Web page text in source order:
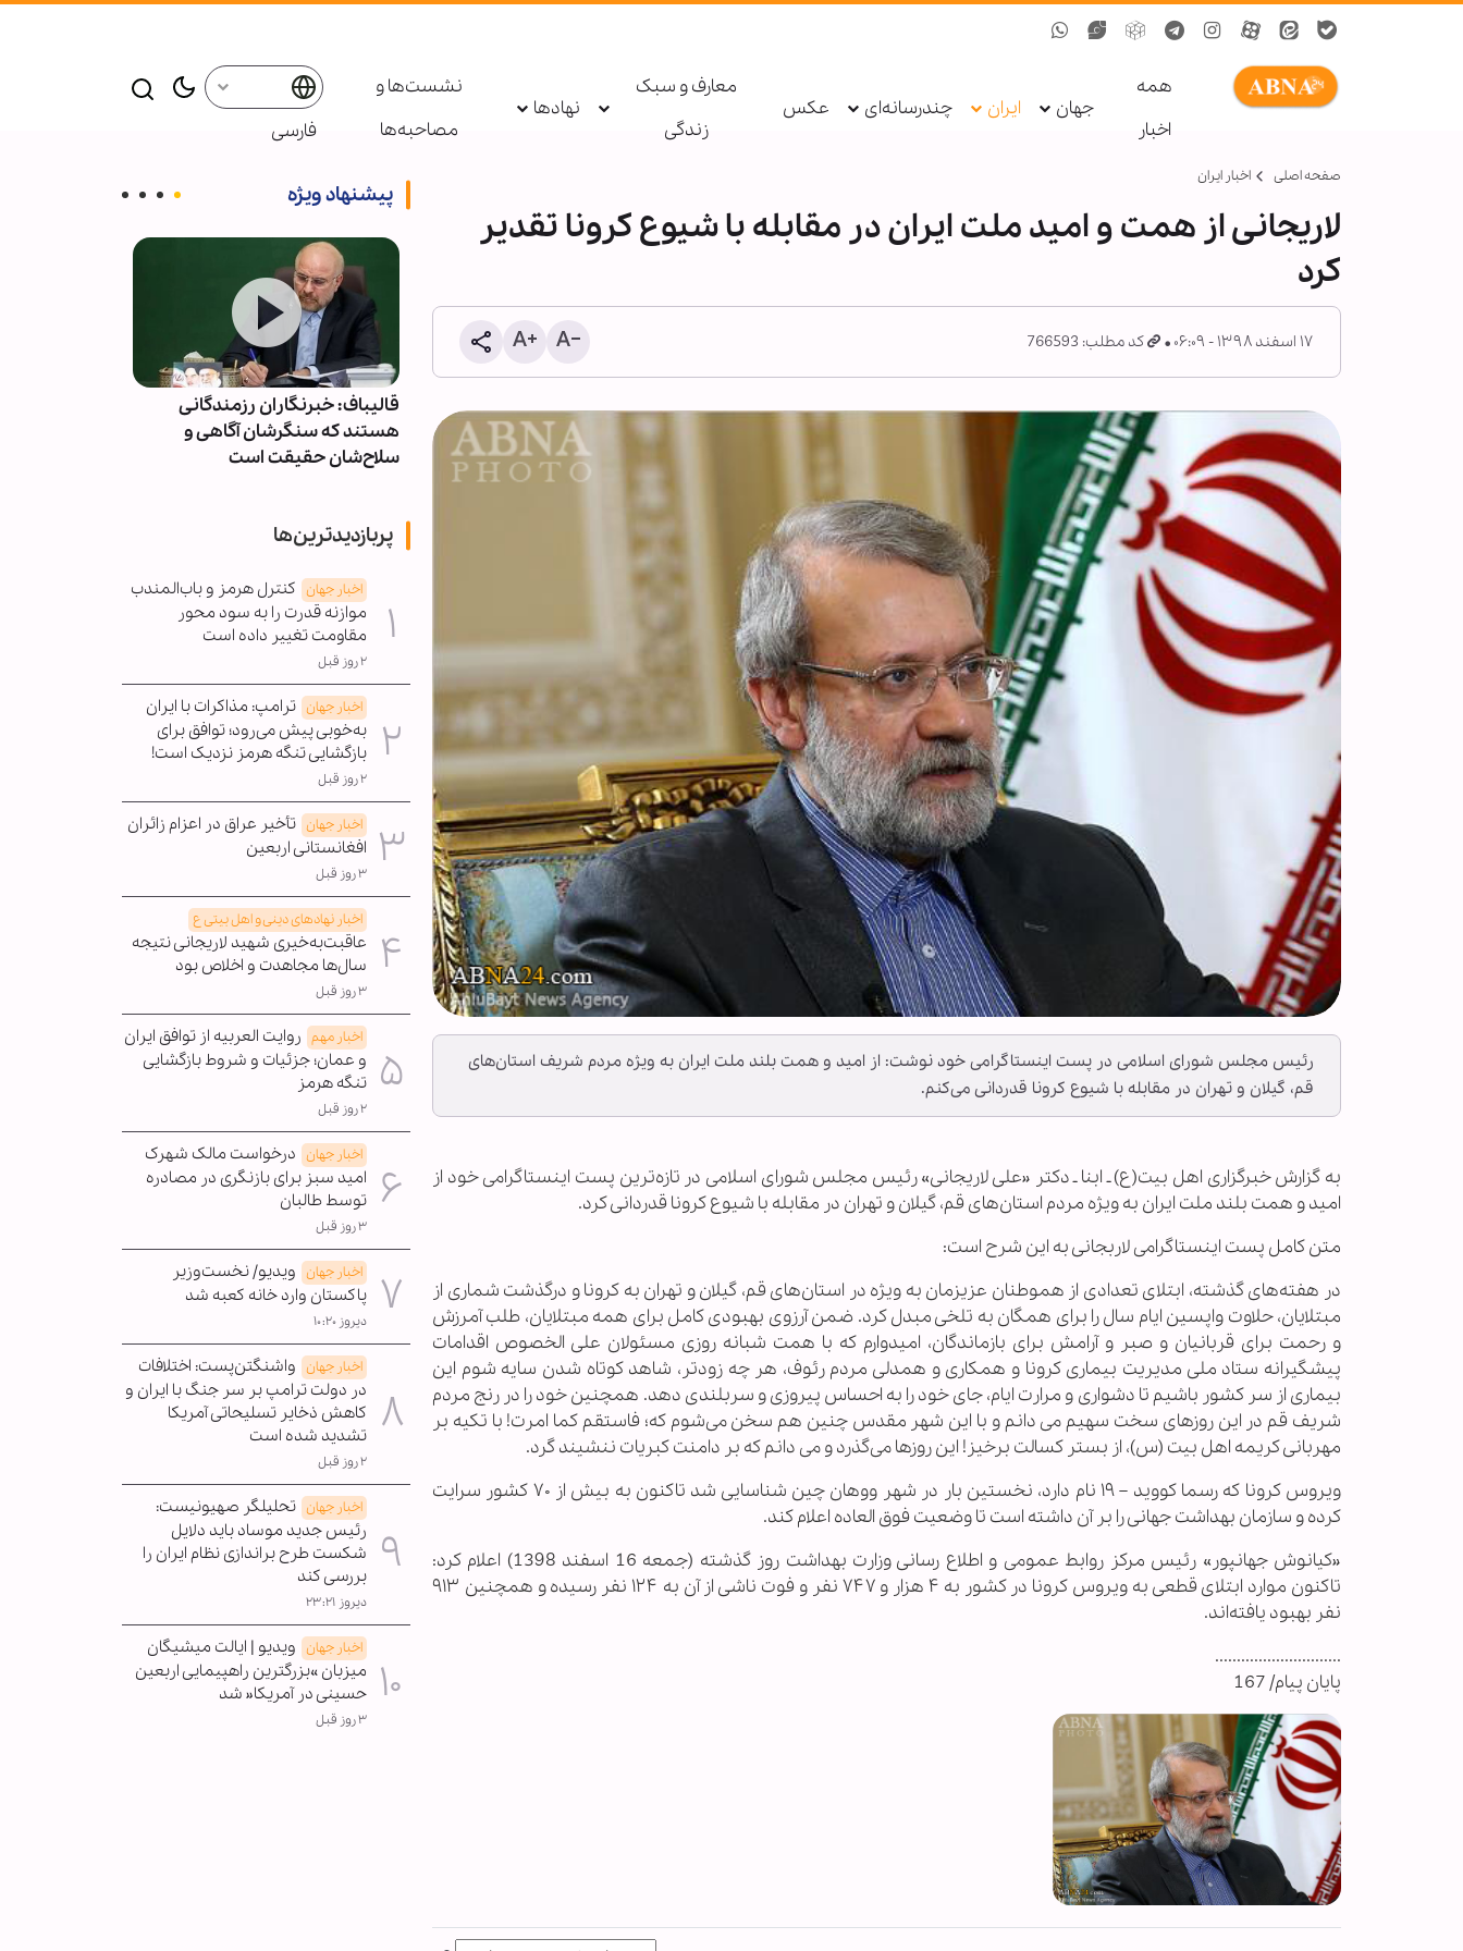
همه
اخبار
جهان ایران چندرسانه‌ای عکس
معارف و سبک
زندگی
نهادها
نشست‌ها و
مصاحبه‌ها
فارسی
صفحه اصلی اخبار ایران
لاریجانی از همت و امید ملت ایران در مقابله با شیوع کرونا تقدیر
کرد
۱۷ اسفند ۱۳۹۸ - ۰۶:۰۹ کد مطلب: 766593
رئیس مجلس شورای اسلامی در پست اینستاگرامی خود نوشت: از امید و همت بلند ملت ایران به ویژه مردم شریف استان‌های
قم، گیلان و تهران در مقابله با شیوع کرونا قدردانی می‌کنم.
به گزارش خبرگزاری اهل بیت(ع) ـ ابنا ـ دکتر «علی لاریجانی» رئیس مجلس شورای اسلامی در تازه‌ترین پست اینستاگرامی خود از
امید و همت بلند ملت ایران به ویژه مردم استان‌های قم، گیلان و تهران در مقابله با شیوع کرونا قدردانی کرد.
متن کامل پست اینستاگرامی لاربجانی به این شرح است:
در هفته‌های گذشته، ابتلای تعدادی از هموطنان عزیزمان به ویژه در استان‌های قم، گیلان و تهران به کرونا و درگذشت شماری از
مبتلایان، حلاوت واپسین ایام سال را برای همگان به تلخی مبدل کرد. ضمن آرزوی بهبودی کامل برای همه مبتلایان، طلب آمرزش
و رحمت برای قربانیان و صبر و آرامش برای بازماندگان، امیدوارم که با همت شبانه روزی مسئولان علی الخصوص اقدامات
پیشگیرانه ستاد ملی مدیریت بیماری کرونا و همکاری و همدلی مردم رئوف، هر چه زودتر، شاهد کوتاه شدن سایه شوم این
بیماری از سر کشور باشیم تا دشواری و مرارت ایام، جای خود را به احساس پیروزی و سربلندی دهد. همچنین خود را در رنج مردم
شریف قم در این روزهای سخت سهیم می دانم و با این شهر مقدس چنین هم سخن می‌شوم که؛ فاستقم کما امرت! با تکیه بر
مهربانی کریمه اهل بیت (س)، از بستر کسالت برخیز! این روزها می‌گذرد و می دانم که بر دامنت کبریات ننشیند گرد.
ویروس کرونا که رسما کووید – ۱۹ نام دارد، نخستین بار در شهر ووهان چین شناسایی شد تاکنون به بیش از ۷۰ کشور سرایت
کرده و سازمان بهداشت جهانی را بر آن داشته است تا وضعیت فوق العاده اعلام کند.
«کیانوش جهانپور» رئیس مرکز روابط عمومی و اطلاع رسانی وزارت بهداشت روز گذشته (جمعه 16 اسفند 1398) اعلام کرد:
تاکنون موارد ابتلای قطعی به ویروس کرونا در کشور به ۴ هزار و ۷۴۷ نفر و فوت ناشی از آن به ۱۲۴ نفر رسیده و همچنین ۹۱۳
نفر بهبود یافته‌اند.
.............................
پایان پیام/ 167
پیشنهاد ویژه
اردوی «مثل خمینی(ره)» با محور
تربیت طلبه عصر انقلاب برگزار
می‌شود + پوستر
قالیباف: خبرنگاران رزمندگانی
هستند که سنگرشان آگاهی و
سلاح‌شان حقیقت است
پربازدیدترین‌ها
اخبار جهان کنترل هرمز و باب‌المندب
موازنه قدرت را به سود محور
مقاومت تغییر داده است
۲ روز قبل
اخبار جهان ترامپ: مذاکرات با ایران
به‌خوبی پیش می‌رود؛ توافق برای
بازگشایی تنگه هرمز نزدیک است!
۲ روز قبل
اخبار جهان تأخیر عراق در اعزام زائران
افغانستانی اربعین
۳ روز قبل
اخبار نهادهای دینی و اهل بیتی ع
عاقبت‌به‌خیری شهید لاریجانی نتیجه
سال‌ها مجاهدت و اخلاص بود
۳ روز قبل
اخبار مهم روایت العربیه از توافق ایران
و عمان؛ جزئیات و شروط بازگشایی
تنگه هرمز
۲ روز قبل
اخبار جهان درخواست مالک شهرک
امید سبز برای بازنگری در مصادره
توسط طالبان
۳ روز قبل
اخبار جهان ویدیو/ نخست‌وزیر
پاکستان وارد خانه کعبه شد
دیروز ۱۰:۲۰
اخبار جهان واشنگتن‌پست: اختلافات
در دولت ترامپ بر سر جنگ با ایران و
کاهش ذخایر تسلیحاتی آمریکا
تشدید شده است
۲ روز قبل
اخبار جهان تحلیلگر صهیونیست:
رئیس جدید موساد باید دلایل
شکست طرح براندازی نظام ایران را
بررسی کند
دیروز ۲۳:۲۱
اخبار جهان ویدیو | ایالت میشیگان
میزبان »بزرگترین راهپیمایی اربعین
حسینی در آمریکا« شد
۳ روز قبل